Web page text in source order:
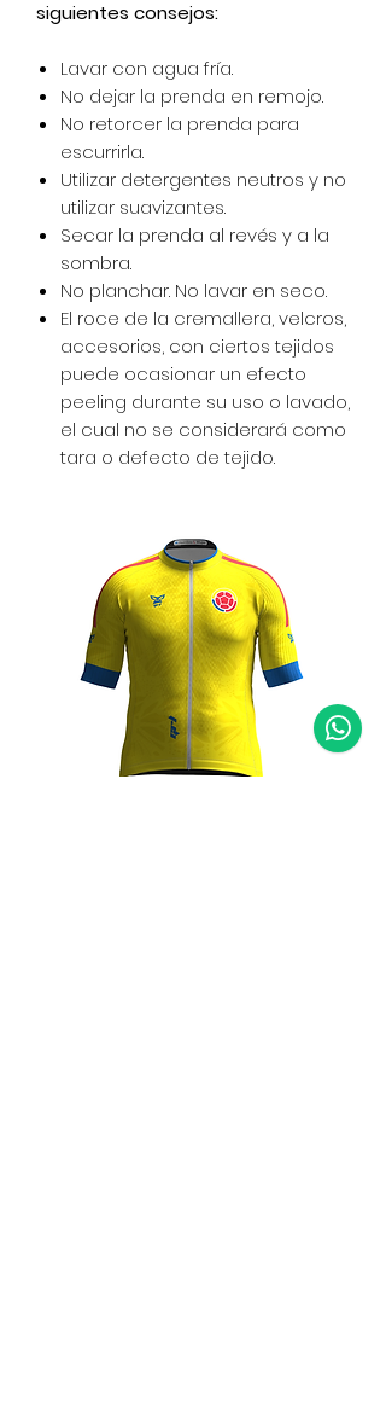
siguientes consejos:
Lavar con agua fría.
No dejar la prenda en remojo.
No retorcer la prenda para
escurrirla.
Utilizar detergentes neutros y no
utilizar suavizantes.
Secar la prenda al revés y a la
sombra.
No planchar. No lavar en seco.
El roce de la cremallera, velcros,
accesorios, con ciertos tejidos
puede ocasionar un efecto
peeling durante su uso o lavado,
el cual no se considerará como
tara o defecto de tejido.
1